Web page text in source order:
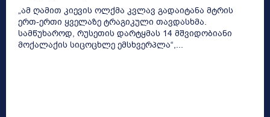
„ამ ღამით კიევის ოლქმა კვლავ გადაიტანა მტრის
ერთ-ერთი ყველაზე ტრაგიკული თავდასხმა.
სამწუხაროდ, რუსეთის დარტყმას 14 მშვიდობიანი
მოქალაქის სიცოცხლე ემსხვერპლა“,...